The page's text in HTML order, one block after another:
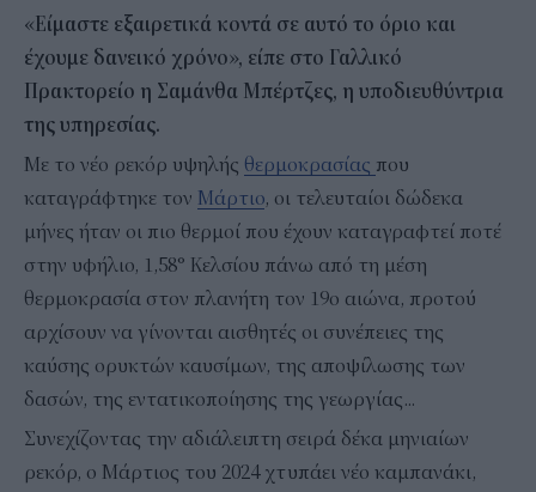
«Eίμαστε εξαιρετικά κοντά σε αυτό το όριο και
έχουμε δανεικό χρόνο», είπε στο Γαλλικό
Πρακτορείο η Σαμάνθα Μπέρτζες, η υποδιευθύντρια
της υπηρεσίας.
Με το νέο ρεκόρ υψηλής θερμοκρασίας που
καταγράφτηκε τον Μάρτιο, οι τελευταίοι δώδεκα
μήνες ήταν οι πιο θερμοί που έχουν καταγραφτεί ποτέ
στην υφήλιο, 1,58° Κελσίου πάνω από τη μέση
θερμοκρασία στον πλανήτη τον 19ο αιώνα, προτού
αρχίσουν να γίνονται αισθητές οι συνέπειες της
καύσης ορυκτών καυσίμων, της αποψίλωσης των
δασών, της εντατικοποίησης της γεωργίας...
Συνεχίζοντας την αδιάλειπτη σειρά δέκα μηνιαίων
ρεκόρ, ο Μάρτιος του 2024 χτυπάει νέο καμπανάκι,